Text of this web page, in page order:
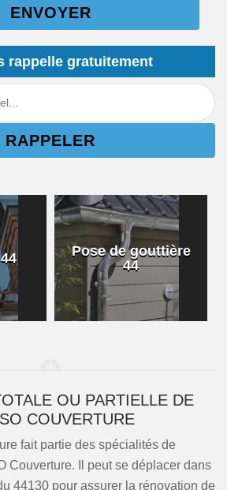
rappelle gratuitement
Pose de gouttière
44
OU PARTIELLE DE
COUVERTURE
fait partie des spécialités de
Couverture. Il peut se déplacer dans
44130 pour assurer la rénovation de